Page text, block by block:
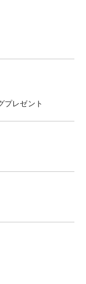
プレゼント